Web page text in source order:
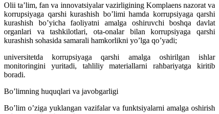
Olii taʼlim, fan va innovatsiyalar vazirligining Komplaens nazorat va
korrupsiyaga qarshi kurashish boʼlimi hamda korrupsiyaga qarshi
kurashish boʼyicha faoliyatni amalga oshiruvchi boshqa davlat
organlari va tashkilotlari, ota-onalar bilan korrupsiyaga qarshi
kurashish sohasida samarali hamkorlikni yoʼlga qoʼyadi;
universitetda korrupsiyaga qarshi amalga oshirilgan ishlar
monitoringini yuritadi, tahliliy materiallarni rahbariyatga kiritib
boradi.
Boʼlimning huquqlari va javobgarligi
Boʼlim oʼziga yuklangan vazifalar va funktsiyalarni amalga oshirish